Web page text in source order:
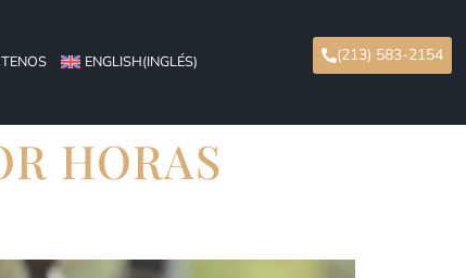
ENGLISH(INGLÉS) (213) 583-2154
HORAS